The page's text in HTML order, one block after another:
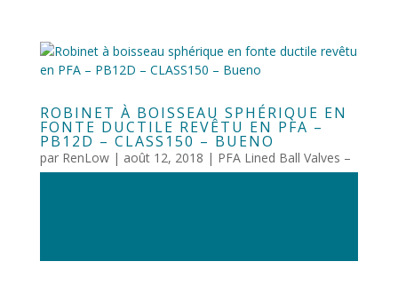
ROBINET À BOISSEAU SPHÉRIQUE EN
FONTE DUCTILE REVÊTU EN PFA –
PB12D – CLASS150 – BUENO
par RenLow| août 12, 2018 | PFA Lined Ball Valves –
Bueno